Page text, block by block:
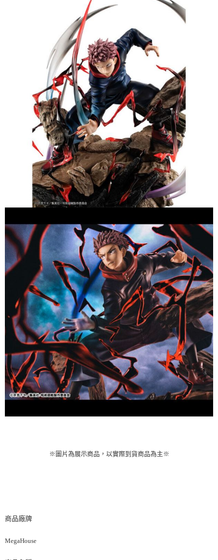
※圖片為展示商品，以實際到貨商品為主※
商品廠牌
MegaHouse